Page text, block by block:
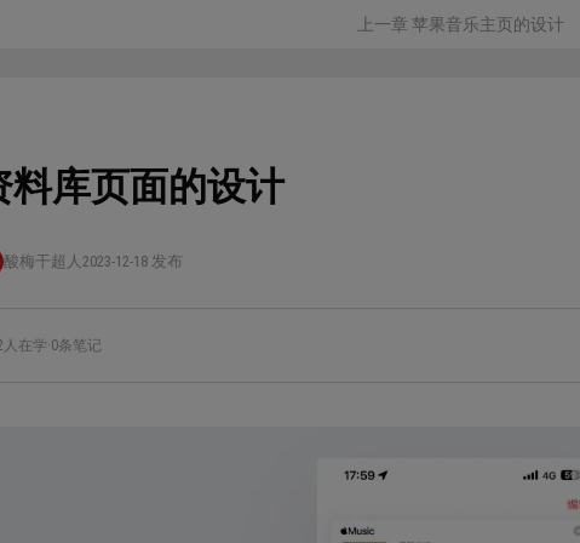
上一章 苹果音乐主页的设计
料库页面的设计
酸梅干超人 2023-12-18 发布
人在学·0条笔记